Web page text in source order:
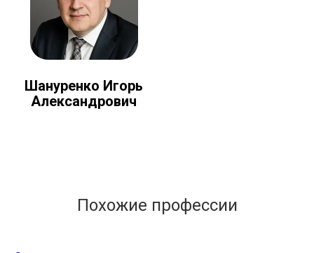
Шануренко Игорь
Александрович
Похожие профессии